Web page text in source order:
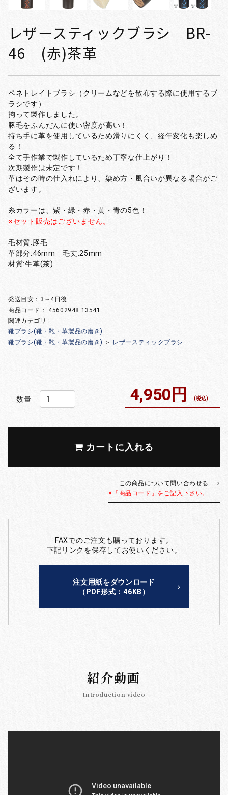
レザースティックブラシ BR-
46 (赤)茶革
ペネトレイトブラシ（クリームなどを散布する際に使用するブ
ラシです）
拘って製作しました。
豚毛をふんだんに使い密度が高い！
持ち手に革を使用しているため滑りにくく、経年変化も楽しめ
る！
全て手作業で製作しているため丁寧な仕上がり！
次期製作は未定です！
革はその時の仕入れにより、染め方・風合いが異なる場合がご
ざいます。
糸カラーは、紫・緑・赤・黄・青の5色！
※セット販売はございません。
毛材質:豚毛
革部分:46mm 毛丈:25mm
材質:牛革(茶)
発送目安：3～4日後
商品コード：45602948 13541
関連カテゴリ :
靴ブラシ(靴・鞄・革製品の磨き)
靴ブラシ(靴・鞄・革製品の磨き) ＞ レザースティックブラシ
数量 4,950円 (税込)
カートに入れる
この商品について問い合わせる
※「商品コード」をご記入下さい。
FAXでのご注文も賜っております。
下記リンクを保存してお使いください。
注文用紙をダウンロード
（PDF形式：46KB）
紹介動画
Introduction video